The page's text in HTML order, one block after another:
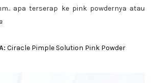
apa terserap ke pink powdernya atau
Ciracle Pimple Solution Pink Powder